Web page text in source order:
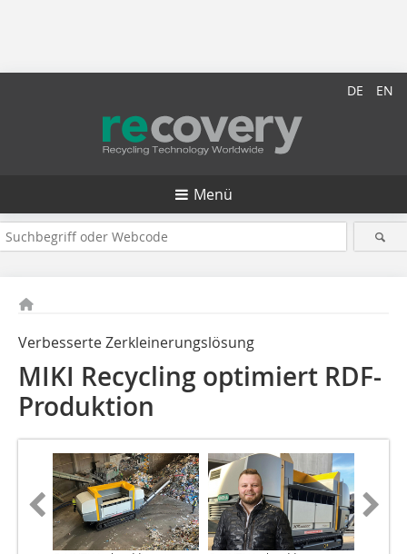
DE EN
Menü
Verbesserte Zerkleinerungslösung
MIKI Recycling optimiert RDF-
Produktion